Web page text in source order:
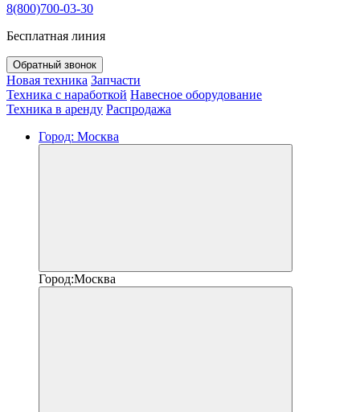
8(800)700-03-30
Бесплатная линия
Обратный звонок
Новая техника Запчасти
Техника с наработкой Навесное оборудование
Техника в аренду Распродажа
Город: Москва
Город:Москва